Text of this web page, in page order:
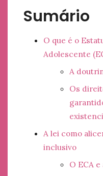
Sumário
O que é o
Adolescente
A
Os
A lei como
inclusivo
O ECA